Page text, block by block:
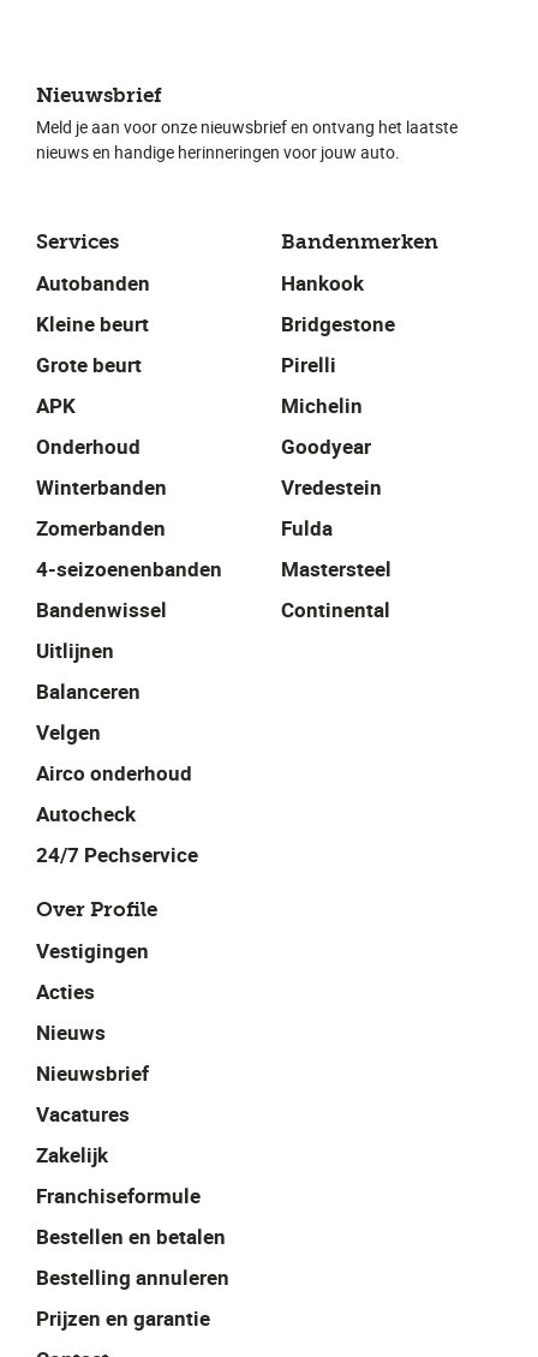
Services
Autobanden
Kleine beurt
Grote beurt
APK
Onderhoud
Winterbanden
Zomerbanden
4-seizoenenbanden
Bandenwissel
Uitlijnen
Balanceren
Velgen
Airco onderhoud
Autocheck
24/7 Pechservice
Bandenmerken
Hankook
Bridgestone
Pirelli
Michelin
Goodyear
Vredestein
Fulda
Mastersteel
Continental
Over Profile
Vestigingen
Acties
Nieuws
Nieuwsbrief
Vacatures
Zakelijk
Franchiseformule
Bestellen en betalen
Bestelling annuleren
Prijzen en garantie
Nieuwsbrief
Meld je aan voor onze nieuwsbrief en ontvang het laatste
nieuws en handige herinneringen voor jouw auto.